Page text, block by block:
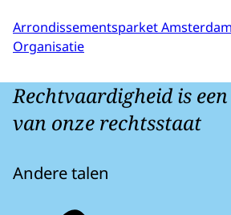
Arrondissementsparket Amsterdam
Organisatie
Rechtvaardigheid is
van onze rechtsstaat
Andere talen